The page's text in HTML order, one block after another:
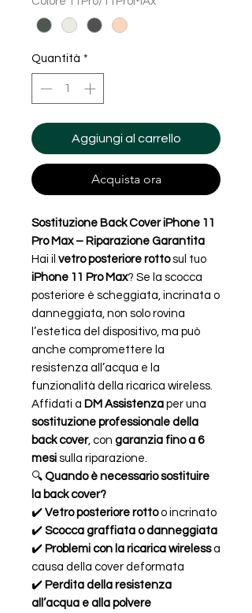
Quantità *
Aggiungi al carrello
Acquista ora
Sostituzione Back Cover iPhone 11
Pro Max – Riparazione Garantita
Hai il vetro posteriore rottosul tuo
iPhone 11 Pro Max? Se la scocca
posteriore è scheggiata, incrinata o
danneggiata, non solo rovina
l’estetica del dispositivo, ma può
anche compromettere la
resistenza all’acqua e la
funzionalità della ricarica wireless.
Affidati a DM Assistenza per una
sostituzione professionale della
back cover, con garanzia fino a 6
mesi sulla riparazione.
🔍 Quando è necessario sostituire
la back cover?
✔️ Vetro posteriore rottoo incrinato
✔️ Scocca graffiata o danneggiata
✔️ Problemi con la ricarica wirelessa
causa della cover deformata
✔️ Perdita della resistenza
all’acqua e alla polvere